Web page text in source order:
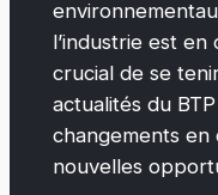
l’industrie est
crucial de se
actualités du
changements
nouvelles